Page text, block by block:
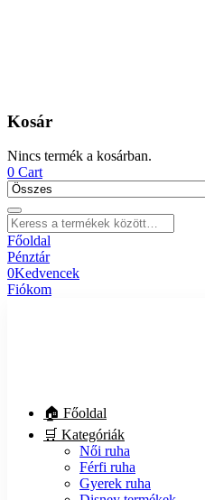
Kosár
Nincs termék a kosárban.
0 Cart
Főoldal
Pénztár
0Kedvencek
Fiókom
🏠 Főoldal
🛒 Kategóriák
Női ruha
Férfi ruha
Gyerek ruha